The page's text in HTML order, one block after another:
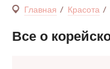
Главная Красота
Все о